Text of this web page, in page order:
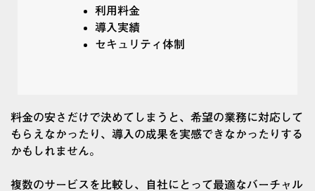
利用料金
導入実績
セキュリティ体制
料金の安さだけで決めてしまうと、希望の業務に対応して
もらえなかったり、導入の成果を実感できなかったりする
かもしれません。
複数のサービスを比較し、自社にとって最適なバーチャル